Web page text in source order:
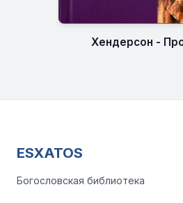
Хендерсон -
ESXATOS
Богословская библиотека